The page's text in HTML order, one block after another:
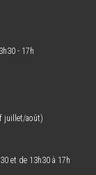
- 17h
juillet/août)
et de 13h30 à 17h